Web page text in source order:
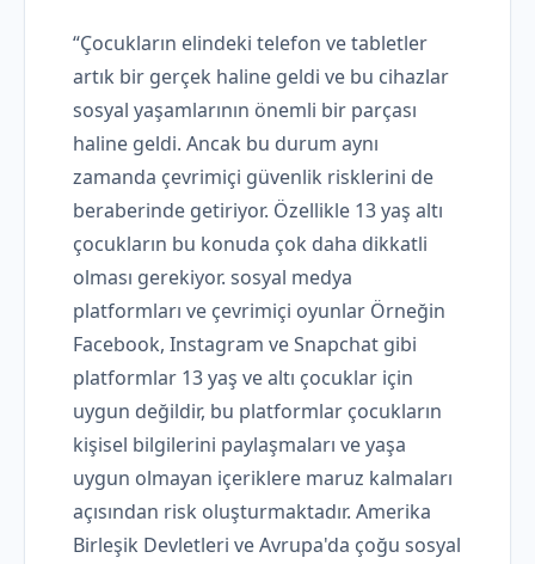
“Çocukların elindeki telefon ve tabletler
artık bir gerçek haline geldi ve bu cihazlar
sosyal yaşamlarının önemli bir parçası
haline geldi. Ancak bu durum aynı
zamanda çevrimiçi güvenlik risklerini de
beraberinde getiriyor. Özellikle 13 yaş altı
çocukların bu konuda çok daha dikkatli
olması gerekiyor. sosyal medya
platformları ve çevrimiçi oyunlar Örneğin
Facebook, Instagram ve Snapchat gibi
platformlar 13 yaş ve altı çocuklar için
uygun değildir, bu platformlar çocukların
kişisel bilgilerini paylaşmaları ve yaşa
uygun olmayan içeriklere maruz kalmaları
açısından risk oluşturmaktadır. Amerika
Birleşik Devletleri ve Avrupa'da çoğu sosyal